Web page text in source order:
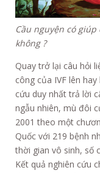
Cầu nguyện có
không ?
Quay trở lại câu hỏi
công của IVF lên
cứu duy nhất trả lời
ngẫu nhiên, mù đôi
2001 theo một
Quốc với 219 bệnh
thời gian vô sinh, số
Kết quả nghiên cứu